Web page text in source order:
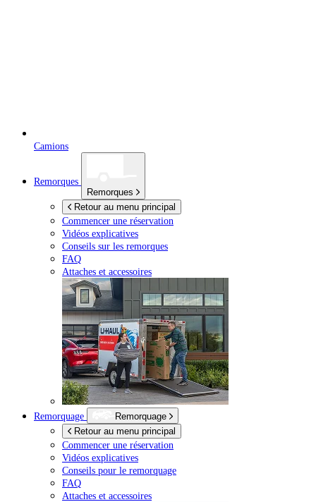
Camions
Remorques
Remorques
Retour au menu principal
Commencer une réservation
Vidéos explicatives
Conseils sur les remorques
FAQ
Attaches et accessoires
Remorquage
Remorquage
Retour au menu principal
Commencer une réservation
Vidéos explicatives
Conseils pour le remorquage
FAQ
Attaches et accessoires